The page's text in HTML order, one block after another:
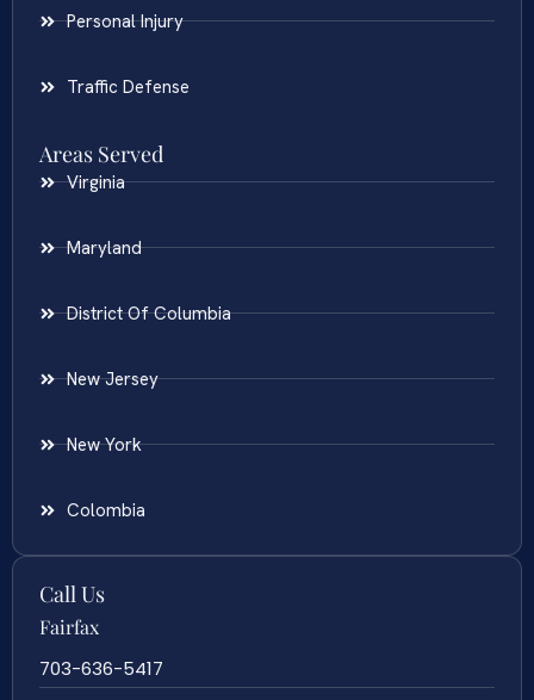
Personal Injury
Traffic Defense
Areas Served
Virginia
Maryland
District Of Columbia
New Jersey
New York
Colombia
Call Us
Fairfax
703-636-5417